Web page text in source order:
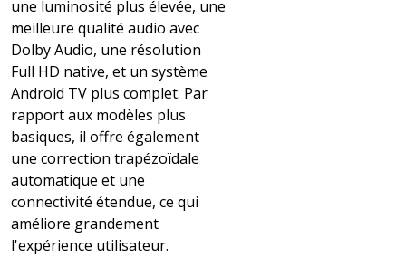
une luminosité plus élevée, une
meilleure qualité audio avec
Dolby Audio, une résolution
Full HD native, et un système
Android TV plus complet. Par
rapport aux modèles plus
basiques, il offre également
une correction trapézoïdale
automatique et une
connectivité étendue, ce qui
améliore grandement
l'expérience utilisateur.